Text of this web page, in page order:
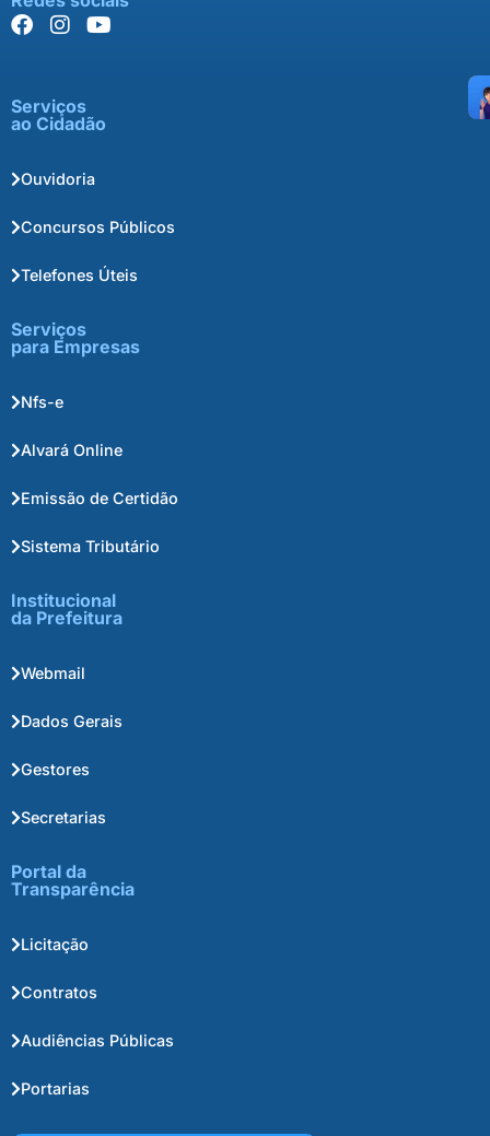
Serviços
ao Cidadão
Ouvidoria
Concursos Públicos
Telefones Úteis
Serviços
para Empresas
Nfs-e
Alvará Online
Emissão de Certidão
Sistema Tributário
Institucional
da Prefeitura
Webmail
Dados Gerais
Gestores
Secretarias
Portal da
Transparência
Licitação
Contratos
Audiências Públicas
Portarias